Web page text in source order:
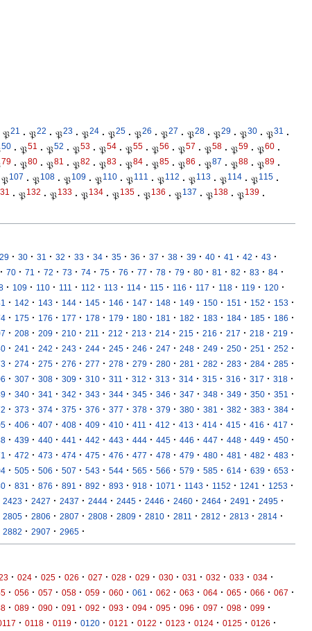
𝔓21 · 𝔓22 · 𝔓23 · 𝔓24 · 𝔓25 · 𝔓26 · 𝔓27 · 𝔓28 · 𝔓29 · 𝔓30 · 𝔓31
·
50 · 𝔓51 · 𝔓52 · 𝔓53 · 𝔓54 · 𝔓55 · 𝔓56 · 𝔓57 · 𝔓58 · 𝔓59 · 𝔓60 ·
79 · 𝔓80 · 𝔓81 · 𝔓82 · 𝔓83 · 𝔓84 · 𝔓85 · 𝔓86 · 𝔓87 · 𝔓88 · 𝔓89 ·
𝔓107 · 𝔓108 · 𝔓109 · 𝔓110 · 𝔓111 · 𝔓112 · 𝔓113 · 𝔓114 · 𝔓115 ·
· 𝔓132 · 𝔓133 · 𝔓134 · 𝔓135 · 𝔓136 · 𝔓137 · 𝔓138 · 𝔓139 ·
29 · 30 · 31 · 32 · 33 · 34 · 35 · 36 · 37 · 38 · 39 · 40 · 41 · 42 · 43 ·
· 70 · 71 · 72 · 73 · 74 · 75 · 76 · 77 · 78 · 79 · 80 · 81 · 82 · 83 · 84 ·
· 109 · 110 · 111 · 112 · 113 · 114 · 115 · 116 · 117 · 118 · 119 · 120 ·
· 142 · 143 · 144 · 145 · 146 · 147 · 148 · 149 · 150 · 151 · 152 · 153 ·
· 175 · 176 · 177 · 178 · 179 · 180 · 181 · 182 · 183 · 184 · 185 · 186 ·
· 208 · 209 · 210 · 211 · 212 · 213 · 214 · 215 · 216 · 217 · 218 · 219 ·
· 241 · 242 · 243 · 244 · 245 · 246 · 247 · 248 · 249 · 250 · 251 · 252 ·
· 274 · 275 · 276 · 277 · 278 · 279 · 280 · 281 · 282 · 283 · 284 · 285 ·
· 307 · 308 · 309 · 310 · 311 · 312 · 313 · 314 · 315 · 316 · 317 · 318 ·
· 340 · 341 · 342 · 343 · 344 · 345 · 346 · 347 · 348 · 349 · 350 · 351 ·
· 373 · 374 · 375 · 376 · 377 · 378 · 379 · 380 · 381 · 382 · 383 · 384 ·
· 406 · 407 · 408 · 409 · 410 · 411 · 412 · 413 · 414 · 415 · 416 · 417 ·
· 439 · 440 · 441 · 442 · 443 · 444 · 445 · 446 · 447 · 448 · 449 · 450 ·
· 472 · 473 · 474 · 475 · 476 · 477 · 478 · 479 · 480 · 481 · 482 · 483 ·
· 505 · 506 · 507 · 543 · 544 · 565 · 566 · 579 · 585 · 614 · 639 · 653 ·
· 831 · 876 · 891 · 892 · 893 · 918 · 1071 · 1143 · 1152 · 1241 · 1253 ·
2423 · 2427 · 2437 · 2444 · 2445 · 2446 · 2460 · 2464 · 2491 · 2495 ·
2805 · 2806 · 2807 · 2808 · 2809 · 2810 · 2811 · 2812 · 2813 · 2814 ·
2882 · 2907 · 2965 ·
· 024 · 025 · 026 · 027 · 028 · 029 · 030 · 031 · 032 · 033 · 034 ·
· 056 · 057 · 058 · 059 · 060 · 061 · 062 · 063 · 064 · 065 · 066 · 067 ·
· 089 · 090 · 091 · 092 · 093 · 094 · 095 · 096 · 097 · 098 · 099 ·
· 0118 · 0119 · 0120 · 0121 · 0122 · 0123 · 0124 · 0125 · 0126 ·